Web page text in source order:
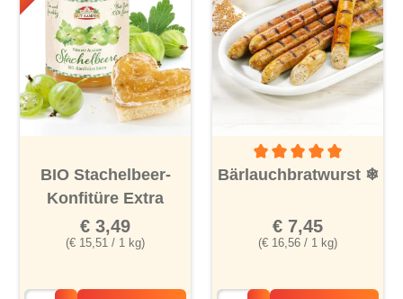
BIO Stachelbeer-
Konfitüre Extra
(€ 15,51 / 1 kg)
€ 3,49
Durchschnittliche
Bärlauchbratwurst ❄
(€ 16,56 / 1 kg)
€ 7,45